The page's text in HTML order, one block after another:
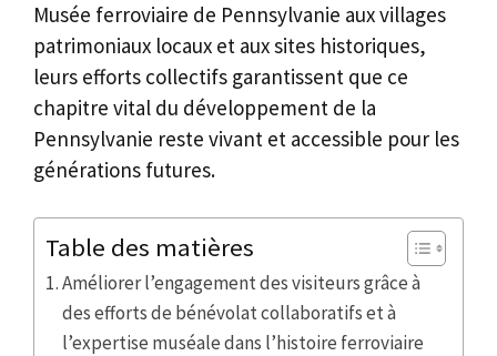
Musée ferroviaire de Pennsylvanie aux villages
patrimoniaux locaux et aux sites historiques,
leurs efforts collectifs garantissent que ce
chapitre vital du développement de la
Pennsylvanie reste vivant et accessible pour les
générations futures.
Table des matières
Améliorer l’engagement des visiteurs grâce à
des efforts de bénévolat collaboratifs et à
l’expertise muséale dans l’histoire ferroviaire